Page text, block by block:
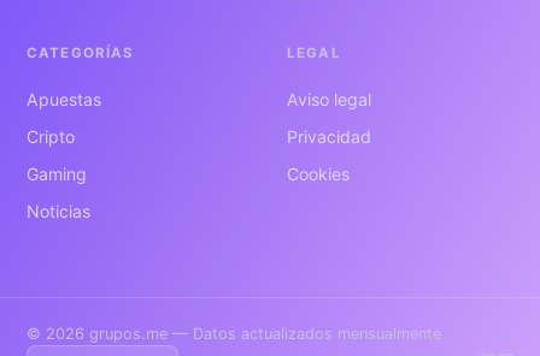
CATEGORÍAS
Apuestas
Cripto
Gaming
Noticias
LEGAL
Aviso legal
Privacidad
Cookies
© 2026 grupos.me — Datos actualizados mensualmente